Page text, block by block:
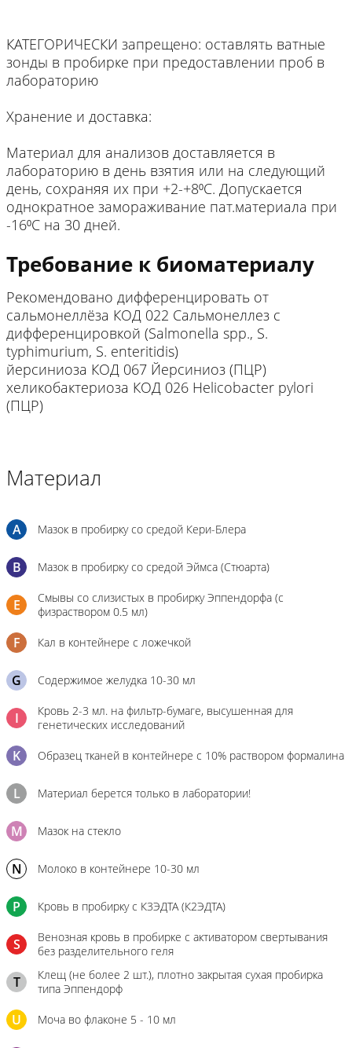
КАТЕГОРИЧЕСКИ запрещено: оставлять ватные
зонды в пробирке при предоставлении проб в
лабораторию
Хранение и доставка:
Материал для анализов доставляется в
лабораторию в день взятия или на следующий
день, сохраняя их при +2-+8⁰С. Допускается
однократное замораживание пат.материала при
-16⁰С на 30 дней.
Требование к биоматериалу
Рекомендовано дифференцировать от
сальмонеллёза КОД 022 Сальмонеллез с
дифференцировкой (Salmonella spp., S.
typhimurium, S. enteritidis)
йерсиниоза КОД 067 Йерсиниоз (ПЦР)
хеликобактериоза КОД 026 Helicobacter pylori
(ПЦР)
Материал
A Мазок в пробирку со средой Кери-Блера
B Мазок в пробирку со средой Эймса (Стюарта)
E
Смывы со слизистых в пробирку Эппендорфа (с
физраствором 0.5 мл)
F Кал в контейнере с ложечкой
G Содержимое желудка 10-30 мл
I
Кровь 2-3 мл. на фильтр-бумаге, высушенная для
генетических исследований
K Образец тканей в контейнере с 10% раствором формалина
L Материал берется только в лаборатории!
M Мазок на стекло
N Молоко в контейнере 10-30 мл
P Кровь в пробирку с К3ЭДТА (К2ЭДТА)
S
Венозная кровь в пробирке с активатором свертывания
без разделительного геля
T
Клещ (не более 2 шт.), плотно закрытая сухая пробирка
типа Эппендорф
U Моча во флаконе 5 - 10 мл